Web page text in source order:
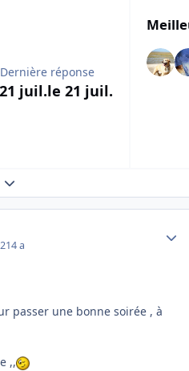
Dernière réponse
juil.le 21 juil.
Expand topic overview
4 a
passer une bonne soirée , à
,,